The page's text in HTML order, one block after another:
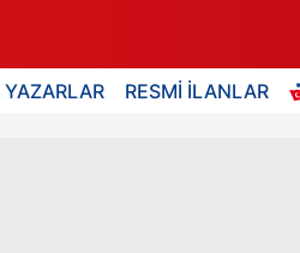
YAZARLAR RESMİ İLANLAR